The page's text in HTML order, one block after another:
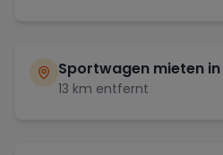
Sportwagen mieten in
13 km entfernt